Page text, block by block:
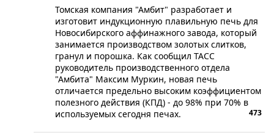
​Томская компания "Амбит" разработает и
изготовит индукционную плавильную печь для
Новосибирского аффинажного завода, который
занимается производством золотых слитков,
гранул и порошка. Как сообщил ТАСС
руководитель производственного отдела
"Амбита" Максим Муркин, новая печь
отличается предельно высоким коэффициентом
полезного действия (КПД) - до 98% при 70% в
используемых сегодня печах.
473